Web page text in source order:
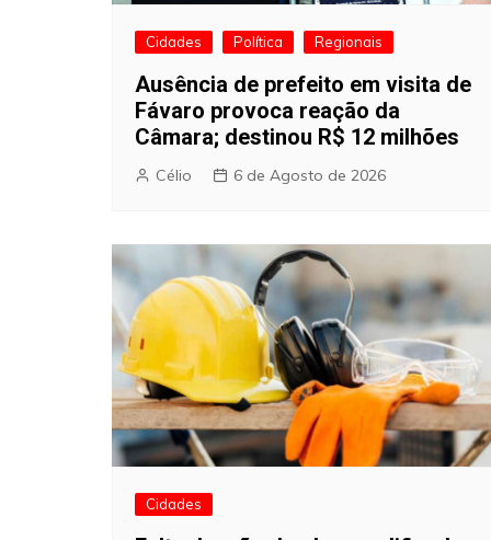
Cidades Política Regionais
Ausência de prefeito em visita de
Fávaro provoca reação da
Câmara; destinou R$ 12 milhões
Célio 6 de Agosto de 2026
Cidades